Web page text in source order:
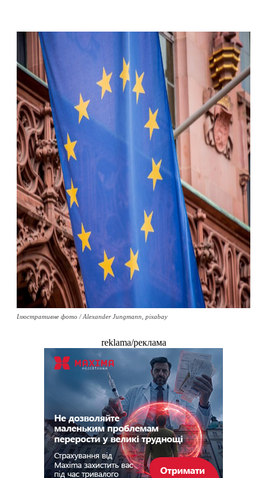
Ілюстративне фото / Alexander Jungmann, pixabay
reklama/реклама